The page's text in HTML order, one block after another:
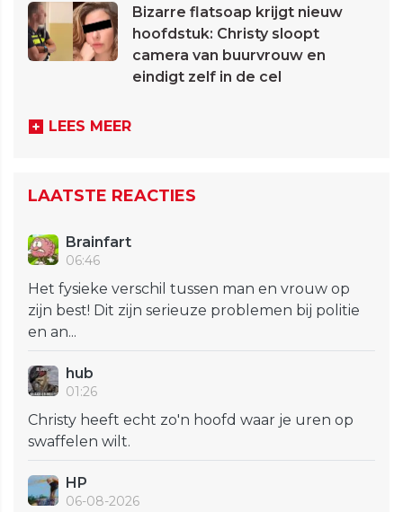
Bizarre flatsoap krijgt nieuw
hoofdstuk: Christy sloopt
camera van buurvrouw en
eindigt zelf in de cel
LEES MEER
LAATSTE REACTIES
Brainfart
06:46
Het fysieke verschil tussen man en vrouw op
zijn best! Dit zijn serieuze problemen bij politie
en an...
hub
01:26
Christy heeft echt zo'n hoofd waar je uren op
swaffelen wilt.
HP
06-08-2026